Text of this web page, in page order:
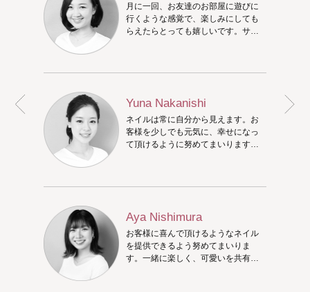
月に一回、お友達のお部屋に遊びに
行くような感覚で、楽しみにしても
らえたらとっても嬉しいです。サン
Yuna Nakanishi
ネイルは常に自分から見えます。お
客様を少しでも元気に、幸せになっ
て頂けるように努めてまいります。
Aya Nishimura
お客様に喜んで頂けるようなネイル
を提供できるよう努めてまいりま
す。一緒に楽しく、可愛いを共有し